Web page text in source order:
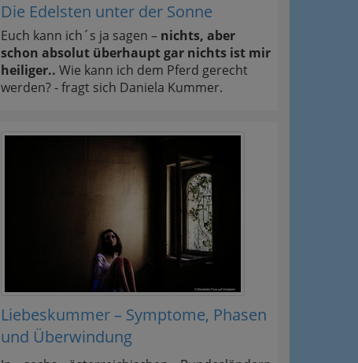
Die Edelsten unter der Sonne
Euch kann ich´s ja sagen – nichts, aber
schon absolut überhaupt gar nichts ist mir
heiliger.. Wie kann ich dem Pferd gerecht
werden? - fragt sich Daniela Kummer.
Liebeskummer – Symptome, Phasen
und Überwindung